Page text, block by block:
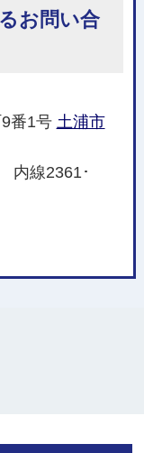
お問い合
番1号 土浦市
内線2361･